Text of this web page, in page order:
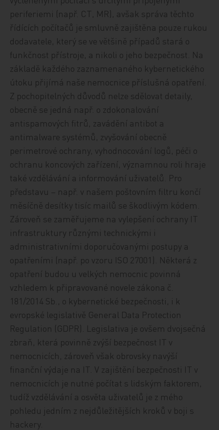
periferiemi (např. CT, MR), avšak správa těchto
řídících počítačů je smluvně zajištěna pouze rukou
dodavatele, který se ve většině případů stará o
funkčnost přístroje, a nikoli o jeho bezpečnost. Na
základě každého zaznamenaného kybernetického
útoku přijímá naše nemocnice příslušná opatření.
Z pochopitelných důvodů nelze sdělovat detaily,
obecně se jedná např. o zdokonalování
antispamových fitrů, zavádění antibot a
antimalware systémů, zvyšování obecně
perimetrové ochrany, vyhodnocování logů, péči o
ochranu koncových zařízení, významnou roli hraje
také vzdělávání a informování uživatelů. Pro
představu – např. v našem poštovním filtru končí
měsíčně desítky tisíc mailů se škodlivým kódem.
Zároveň se zaměřujeme na vylepšení ochrany IT
infrastruktury různými technickými i
administrativními doporučovanými postupy a
opatřeními (např. po vzoru ISO 27001). Některá z
opatření budou u velkých nemocnic povinná
vzhledem k připravované novele zákona č.
181/2014 Sb., o kybernetické bezpečnosti, i k
evropské legislativě General Data Protection
Regulation (GDPR). Legislativa je ovšem dvojsečná
zbraň, která povinně zvýší bezpečnost IT v
nemocnicích, zároveň však obrovsky navýší
finanční výdaje na IT. V zajištění bezpečnosti IT v
nemocnicích je nutné počítat s lidským faktorem,
tudíž vzdělávání a osvěta uživatelů je z mého
pohledu jedním z nejdůležitějších kroků v boji s
hackery.